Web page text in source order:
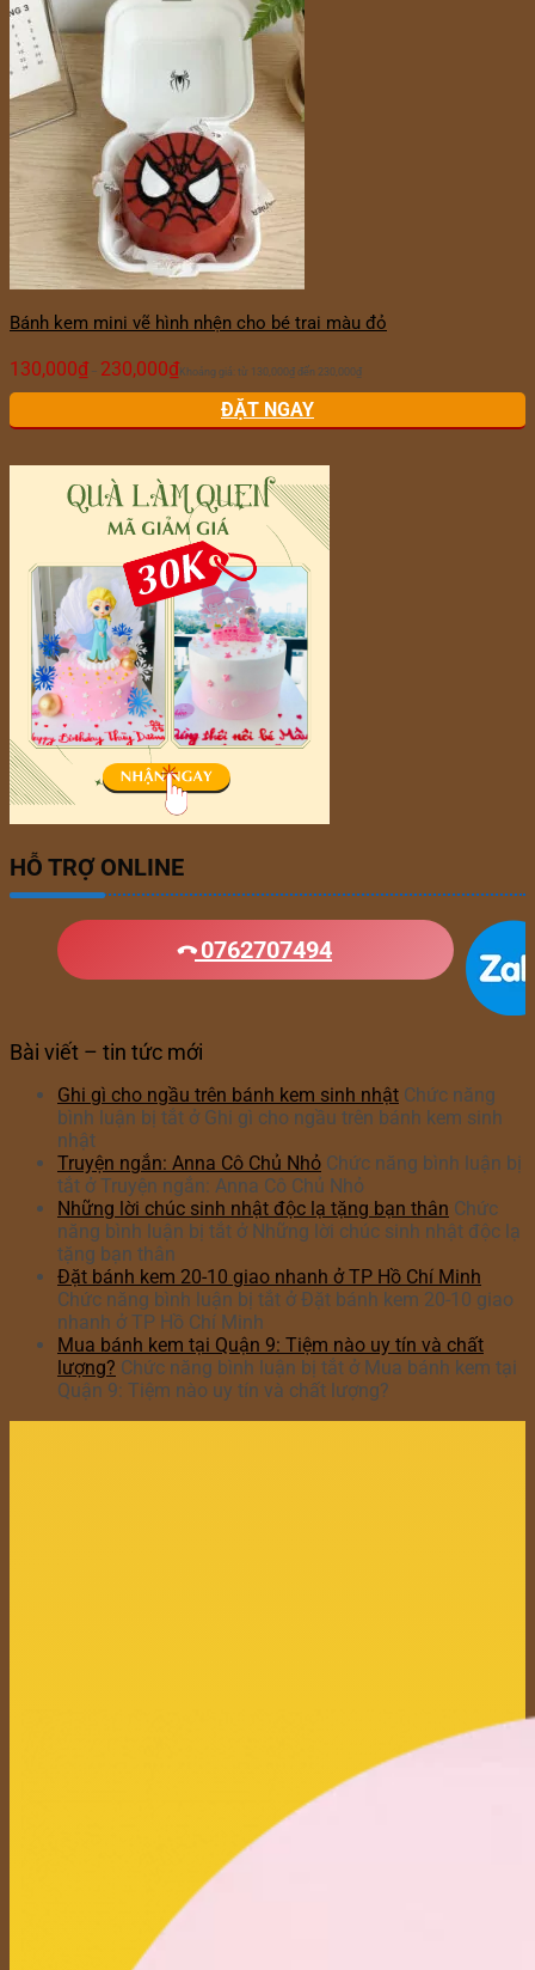
Bánh kem mini vẽ hình nhện cho bé trai màu đỏ
130,000₫ – 230,000₫ Khoảng giá: từ 130,000₫ đến 230,000₫
ĐẶT NGAY
HỖ TRỢ ONLINE
0762707494
Bài viết – tin tức mới
Ghi gì cho ngầu trên bánh kem sinh nhật Chức năng
bình luận bị tắt ở Ghi gì cho ngầu trên bánh kem sinh
nhật
Truyện ngắn: Anna Cô Chủ Nhỏ Chức năng bình luận bị
tắt ở Truyện ngắn: Anna Cô Chủ Nhỏ
Những lời chúc sinh nhật độc lạ tặng bạn thân Chức
năng bình luận bị tắt ở Những lời chúc sinh nhật độc lạ
tặng bạn thân
Đặt bánh kem 20-10 giao nhanh ở TP Hồ Chí Minh
Chức năng bình luận bị tắt ở Đặt bánh kem 20-10 giao
nhanh ở TP Hồ Chí Minh
Mua bánh kem tại Quận 9: Tiệm nào uy tín và chất
lượng? Chức năng bình luận bị tắt ở Mua bánh kem tại
Quận 9: Tiệm nào uy tín và chất lượng?